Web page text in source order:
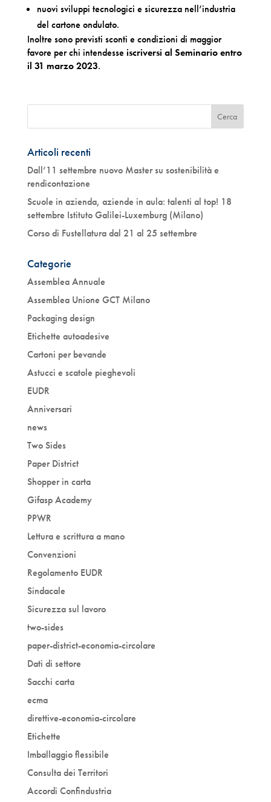
nuovi sviluppi tecnologici e sicurezza nell’industria
del cartone ondulato.
Inoltre sono previsti sconti e condizioni di maggior
favore per chi intendesse iscriversi al Seminario entro
il 31 marzo 2023.
Articoli recenti
Dall’11 settembre nuovo Master su sostenibilità e
rendicontazione
Scuole in azienda, aziende in aula: talenti al top! 18
settembre Istituto Galilei-Luxemburg (Milano)
Corso di Fustellatura dal 21 al 25 settembre
Categorie
Assemblea Annuale
Assemblea Unione GCT Milano
Packaging design
Etichette autoadesive
Cartoni per bevande
Astucci e scatole pieghevoli
EUDR
Anniversari
news
Two Sides
Paper District
Shopper in carta
Gifasp Academy
PPWR
Lettura e scrittura a mano
Convenzioni
Regolamento EUDR
Sindacale
Sicurezza sul lavoro
two-sides
paper-district-economia-circolare
Dati di settore
Sacchi carta
ecma
direttive-economia-circolare
Etichette
Imballaggio flessibile
Consulta dei Territori
Accordi Confindustria